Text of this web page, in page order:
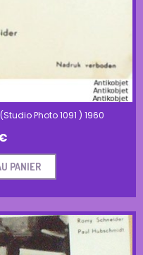
Photo 1091 ) 1960
PANIER